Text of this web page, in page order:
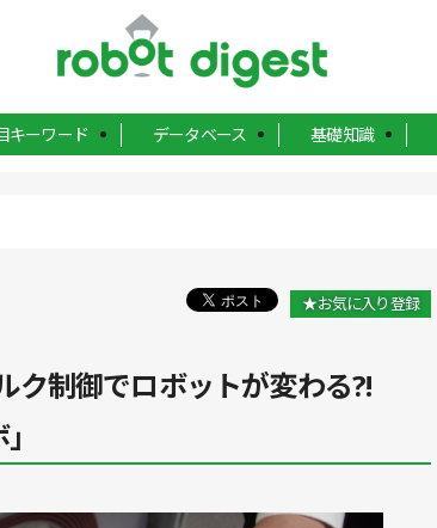
キーワード データベース 基礎知識
★お気に入り登録
ク制御でロボットが変わる?!